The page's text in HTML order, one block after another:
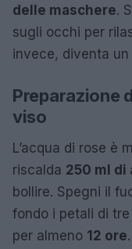
delle maschere.
sugli occhi per
invece, diventa
Preparazione
viso
L’acqua di rose è
riscalda 250 ml di
bollire. Spegni il
fondo i petali di
per almeno 12 ore